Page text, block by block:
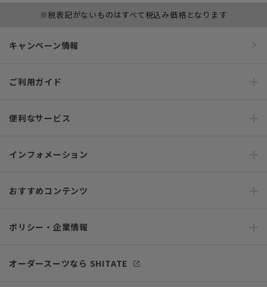
※税表記がないものはすべて税込み価格となります
キャンペーン情報
ご利用ガイド
便利なサービス
インフォメーション
おすすめコンテンツ
ポリシー・企業情報
オーダースーツなら SHITATE